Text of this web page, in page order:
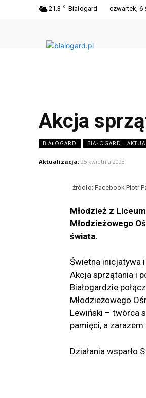
21.3 C Białogard czwartek, 6
Akcja
BIAŁOGARD BIAŁOGARD -
Aktualizacja: 25 kwietnia 2023
źródło: Facebook Piotr
Młodzież z
Młodzieżowego
świata.
Świetna inicjatywa
Akcja sprzątania i
Białogardzie
Młodzieżowego
Lewiński – twórca
pamięci, a zarazem
Działania wsparło